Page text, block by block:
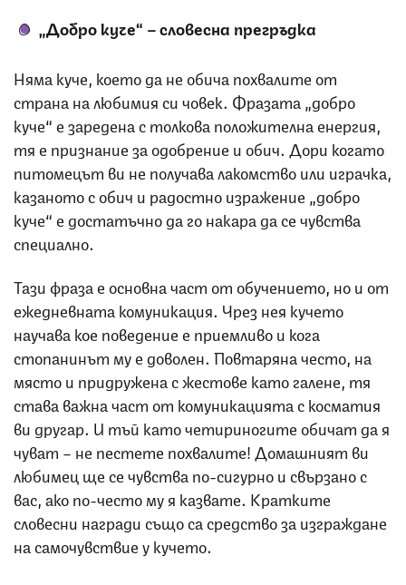
„Добро куче“ – словесна прегръдка
Няма куче, което да не обича похвалите от
страна на любимия си човек. Фразата „добро
куче“ е заредена с толкова положителна енергия,
тя е признание за одобрение и обич. Дори когато
питомецът ви не получава лакомство или играчка,
казаното с обич и радостно изражение „добро
куче“ е достатъчно да го накара да се чувства
специално.
Тази фраза е основна част от обучението, но и от
ежедневната комуникация. Чрез нея кучето
научава кое поведение е приемливо и кога
стопанинът му е доволен. Повтаряна често, на
място и придружена с жестове като галене, тя
става важна част от комуникацията с косматия
ви другар. И тъй като четириногите обичат да я
чуват – не пестете похвалите! Домашният ви
любимец ще се чувства по-сигурно и свързано с
вас, ако по-често му я казвате. Кратките
словесни награди също са средство за изграждане
на самочувствие у кучето.